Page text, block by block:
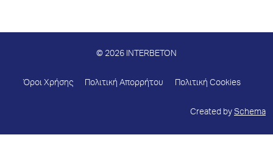
© 2026 INTERBETON
Όροι Χρήσης Πολιτική Απορρήτου Πολιτική Cookies
Created by Schema